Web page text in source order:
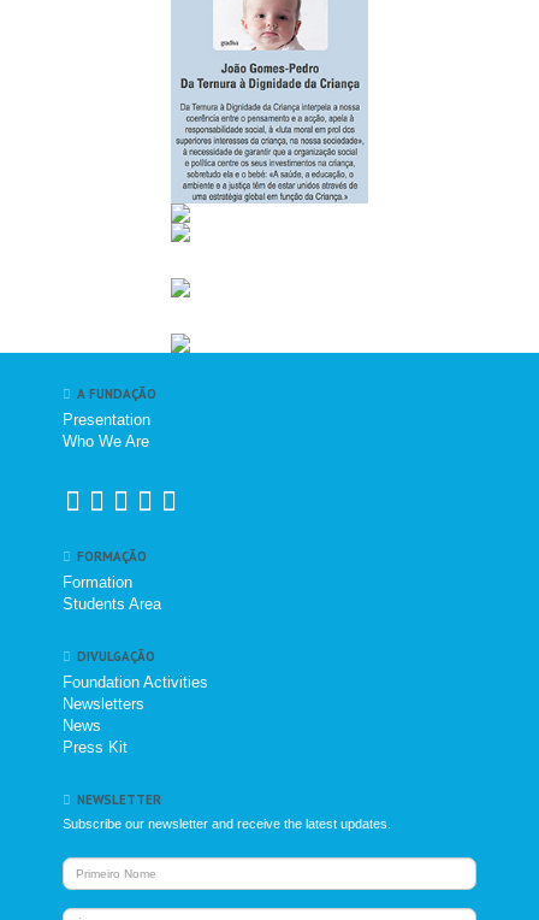
A FUNDAÇÃO
Presentation
Who We Are
FORMAÇÃO
Formation
Students Area
DIVULGAÇÃO
Foundation Activities
Newsletters
News
Press Kit
NEWSLETTER
Subscribe our newsletter and receive the latest updates.
Nome
Nome